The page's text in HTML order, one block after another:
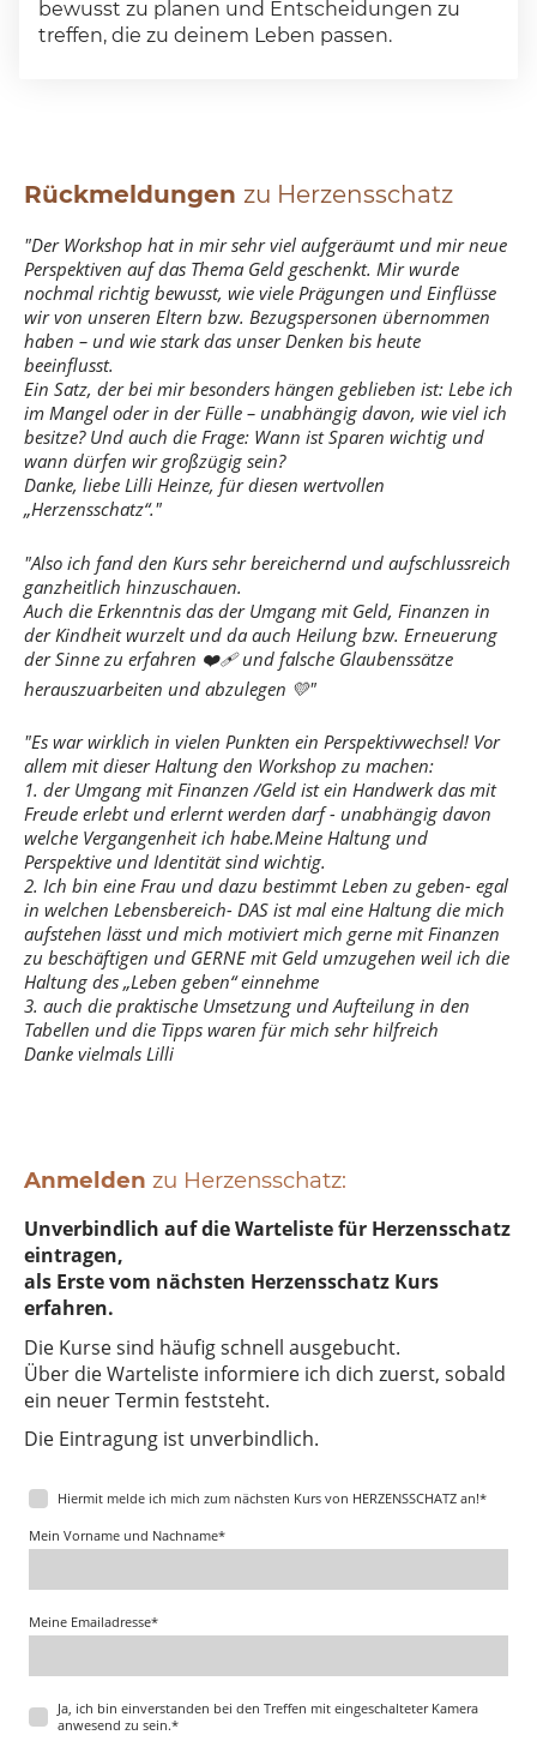
bewusst zu planen und Entscheidungen zu
treffen, die zu deinem Leben passen.
Rückmeldungen zu Herzensschatz
"Der Workshop hat in mir sehr viel aufgeräumt und mir neue
Perspektiven auf das Thema Geld geschenkt. Mir wurde
nochmal richtig bewusst, wie viele Prägungen und Einflüsse
wir von unseren Eltern bzw. Bezugspersonen übernommen
haben – und wie stark das unser Denken bis heute
beeinflusst.
Ein Satz, der bei mir besonders hängen geblieben ist: Lebe ich
im Mangel oder in der Fülle – unabhängig davon, wie viel ich
besitze? Und auch die Frage: Wann ist Sparen wichtig und
wann dürfen wir großzügig sein?
Danke, liebe Lilli Heinze, für diesen wertvollen
„Herzensschatz“."
"Also ich fand den Kurs sehr bereichernd und aufschlussreich
ganzheitlich hinzuschauen.
Auch die Erkenntnis das der Umgang mit Geld, Finanzen in
der Kindheit wurzelt und da auch Heilung bzw. Erneuerung
der Sinne zu erfahren ❤️‍🩹 und falsche Glaubenssätze
herauszuarbeiten und abzulegen 💛"
"Es war wirklich in vielen Punkten ein Perspektivwechsel! Vor
allem mit dieser Haltung den Workshop zu machen:
1. der Umgang mit Finanzen /Geld ist ein Handwerk das mit
Freude erlebt und erlernt werden darf - unabhängig davon
welche Vergangenheit ich habe.Meine Haltung und
Perspektive und Identität sind wichtig.
2. Ich bin eine Frau und dazu bestimmt Leben zu geben- egal
in welchen Lebensbereich- DAS ist mal eine Haltung die mich
aufstehen lässt und mich motiviert mich gerne mit Finanzen
zu beschäftigen und GERNE mit Geld umzugehen weil ich die
Haltung des „Leben geben“ einnehme
3. auch die praktische Umsetzung und Aufteilung in den
Tabellen und die Tipps waren für mich sehr hilfreich
Danke vielmals Lilli
Anmelden zu Herzensschatz:
Unverbindlich auf die Warteliste für Herzensschatz
eintragen,
als Erste vom nächsten Herzensschatz Kurs
erfahren.
Die Kurse sind häufig schnell ausgebucht.
Über die Warteliste informiere ich dich zuerst, sobald
ein neuer Termin feststeht.
Die Eintragung ist unverbindlich.
Hiermit melde ich mich zum nächsten Kurs von HERZENSSCHATZ an!*
Mein Vorname und Nachname*
Meine Emailadresse*
Ja, ich bin einverstanden bei den Treffen mit eingeschalteter Kamera
anwesend zu sein.*